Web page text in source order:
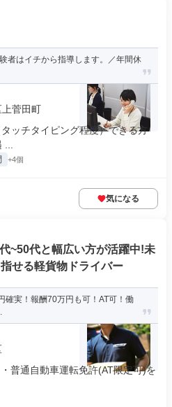
者はイチから指導します。／年間休
菅田町
ッチタイピング程度）できる方
+4個
気になる
~50代と幅広い方が活躍中!未
せる軽貨物ドライバー
確実！報酬70万円も可！AT可！働
普通自動車運転免許(AT限定可)を